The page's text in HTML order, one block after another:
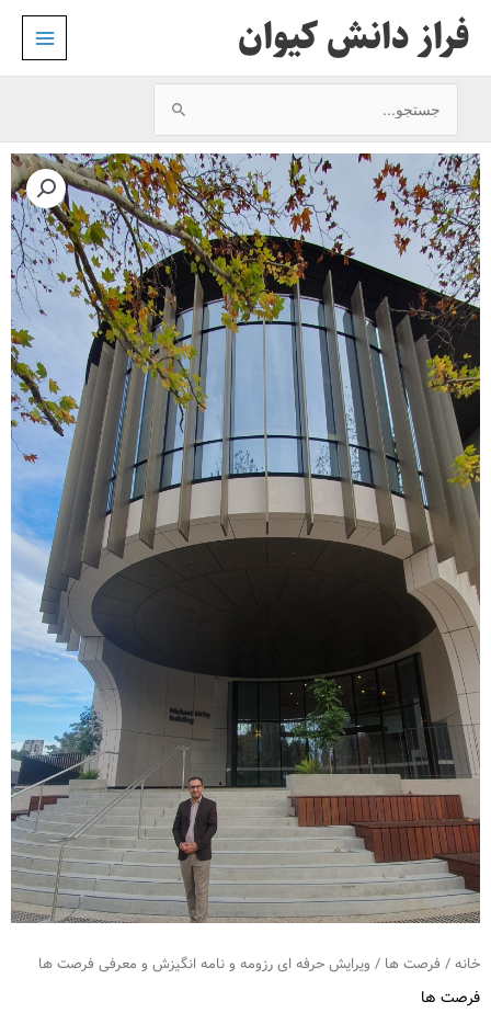
فراز دانش کیوان
جستجو
برای:
خانه / فرصت ها / ویرایش حرفه ای رزومه و نامه انگیزش و معرفی فرصت ها
فرصت ها
ویرایش
حرفه
ای
رزومه
و
نامه
انگیزش
معرفی
فرصت
ها
عدد